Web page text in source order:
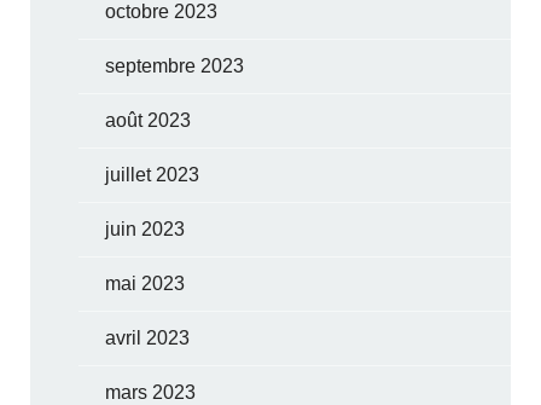
octobre 2023
septembre 2023
août 2023
juillet 2023
juin 2023
mai 2023
avril 2023
mars 2023